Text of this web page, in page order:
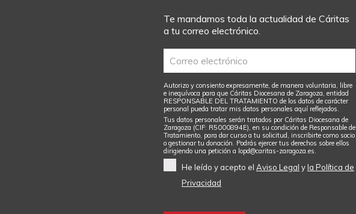
Te mandamos toda la actualidad de Cáritas
a tu correo electrónico.
Autorizo y consiento expresamente, de manera voluntaria, libre
e inequívoca para que Cáritas Diocesana de Zaragoza, entidad
RESPONSABLE DEL TRATAMIENTO de los datos de carácter
personal pueda tratar mis datos personales aquí reflejados.
Tus datos personales serán tratados por Cáritas Diocesana de
Zaragoza (CIF: R5000894E), en su condición de Responsable de
Tratamiento, para dar curso a tu solicitud, inscribirte como socio
o gestionar tu donación. Podrás ejercer tus derechos sobre ellos
dirigiendo una petición a lopd@caritas-zaragoza.es.
He leído y acepto el Aviso Legal yla Política de
Privacidad